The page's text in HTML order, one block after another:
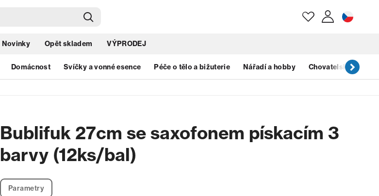
Zapomenuté heslo?
Novinky Opět skladem VÝPRODEJ
Domácnost Svíčky a vonné esence Péče o tělo a bižuterie Nářadí a hobby Chovatelské
Bublifuk 27cm se saxofonem pískacím 3
barvy (12ks/bal)
Parametry